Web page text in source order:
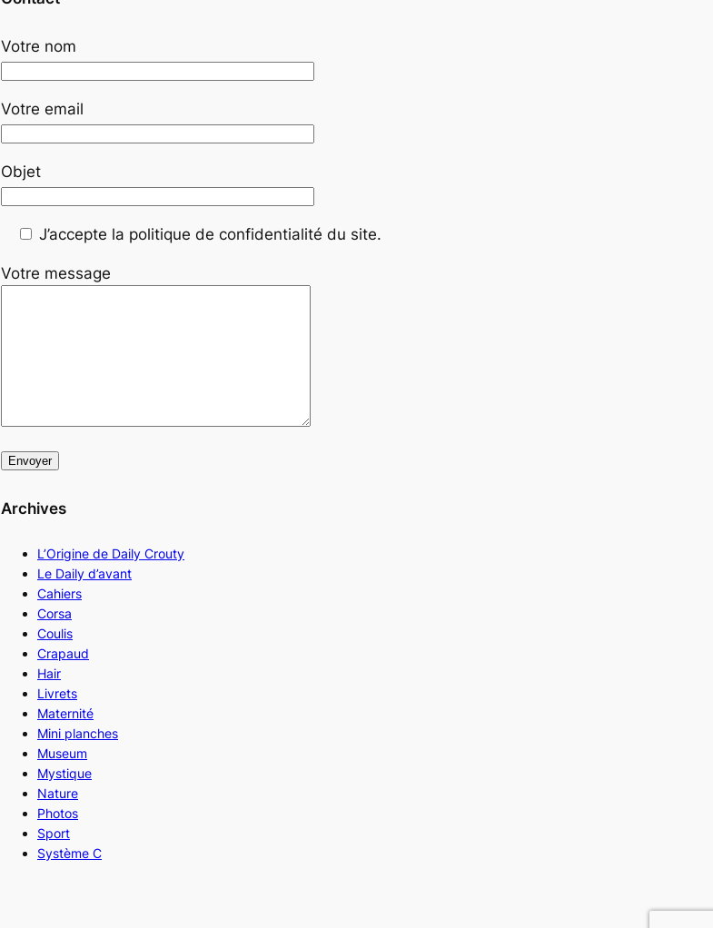
Votre nom
Votre email
Objet
J’accepte la politique de confidentialité du site.
Votre message
Archives
L’Origine de Daily Crouty
Le Daily d’avant
Cahiers
Corsa
Coulis
Crapaud
Hair
Livrets
Maternité
Mini planches
Museum
Mystique
Nature
Photos
Sport
Système C